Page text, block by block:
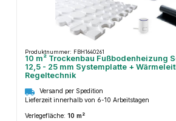
Produktnummer: FBH1640261
10 m² Trockenbau Fußbodenheizung
12,5 - 25 mm Systemplatte +
Regeltechnik
Versand per Spedition
Lieferzeit innerhalb von 6-10 Arbeitstagen
Verlegefläche: 10 m²